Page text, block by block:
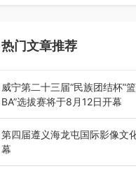
热门文章推荐
威宁第二十三届“民族团结杯”
BA”选拔赛将于8月12日开幕
8月7日，威宁彝族回族苗族自
族团结杯”篮球赛暨2026年“村
第四届遵义海龙屯国际影像文
幕
8月7日，第四届遵义海龙屯国